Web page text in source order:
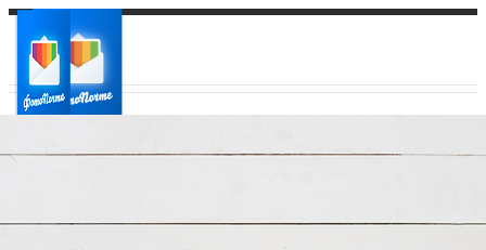
Ваш регион доставки